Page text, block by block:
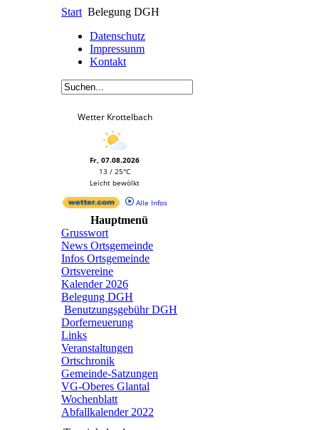
Start Belegung DGH
Datenschutz
Impressunm
Kontakt
Wetter Krottelbach
Fr, 07.08.2026
13 / 25°C
Leicht bewölkt
Alle Infos
Hauptmenü
Grusswort
News Ortsgemeinde
Infos Ortsgemeinde
Ortsvereine
Kalender 2026
Belegung DGH
Benutzungsgebühr DGH
Dorferneuerung
Links
Veranstaltungen
Ortschronik
Gemeinde-Satzungen
VG-Oberes Glantal
Wochenblatt
Abfallkalender 2022